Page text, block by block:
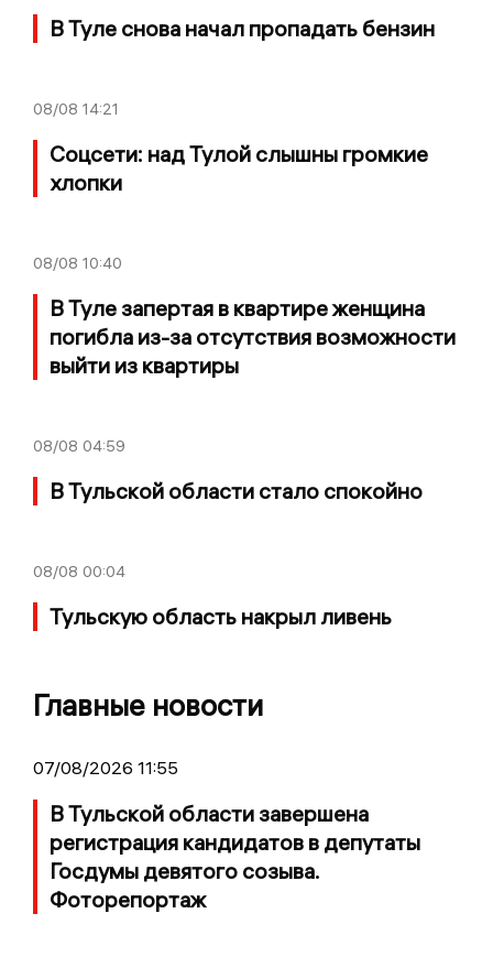
В Туле снова начал пропадать бензин
08/08 14:21
Соцсети: над Тулой слышны громкие
хлопки
08/08 10:40
В Туле запертая в квартире женщина
погибла из-за отсутствия возможности
выйти из квартиры
08/08 04:59
В Тульской области стало спокойно
08/08 00:04
Тульскую область накрыл ливень
Главные новости
07/08/2026 11:55
В Тульской области завершена
регистрация кандидатов в депутаты
Госдумы девятого созыва.
Фоторепортаж